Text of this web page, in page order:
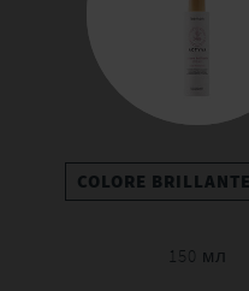
COLORE
150 мл